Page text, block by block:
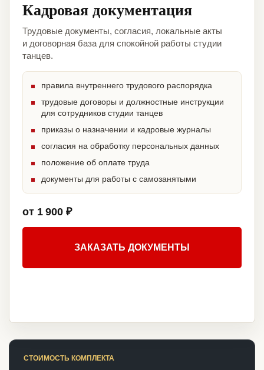
Кадровая документация
Трудовые документы, согласия, локальные акты
и договорная база для спокойной работы студии
танцев.
правила внутреннего трудового распорядка
трудовые договоры и должностные инструкции
для сотрудников студии танцев
приказы о назначении и кадровые журналы
согласия на обработку персональных данных
положение об оплате труда
документы для работы с самозанятыми
от 1 900 ₽
ЗАКАЗАТЬ ДОКУМЕНТЫ
СТОИМОСТЬ КОМПЛЕКТА